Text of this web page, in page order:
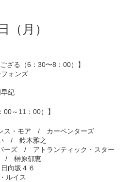
（月）
ざる（6：30〜8：00）】
ォンズ
紀
00～11：00）】
ス・モア / カーペンターズ
/ 鈴木雅之
ーズ / アトランティック・スター
/ 榊原郁恵
向坂４６
イス